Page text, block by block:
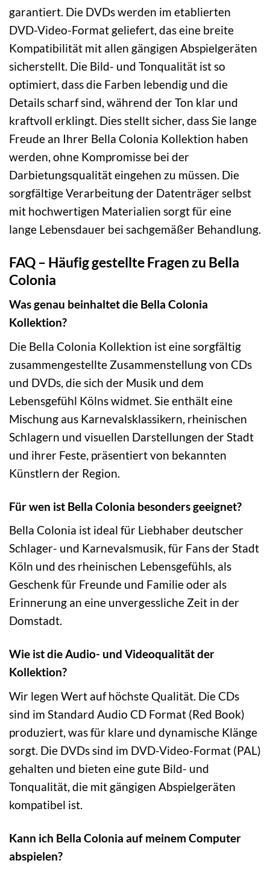
garantiert. Die DVDs werden im etablierten
DVD-Video-Format geliefert, das eine breite
Kompatibilität mit allen gängigen Abspielgeräten
sicherstellt. Die Bild- und Tonqualität ist so
optimiert, dass die Farben lebendig und die
Details scharf sind, während der Ton klar und
kraftvoll erklingt. Dies stellt sicher, dass Sie lange
Freude an Ihrer Bella Colonia Kollektion haben
werden, ohne Kompromisse bei der
Darbietungsqualität eingehen zu müssen. Die
sorgfältige Verarbeitung der Datenträger selbst
mit hochwertigen Materialien sorgt für eine
lange Lebensdauer bei sachgemäßer Behandlung.
FAQ – Häufig gestellte Fragen zu Bella
Colonia
Was genau beinhaltet die Bella Colonia
Kollektion?
Die Bella Colonia Kollektion ist eine sorgfältig
zusammengestellte Zusammenstellung von CDs
und DVDs, die sich der Musik und dem
Lebensgefühl Kölns widmet. Sie enthält eine
Mischung aus Karnevalsklassikern, rheinischen
Schlagern und visuellen Darstellungen der Stadt
und ihrer Feste, präsentiert von bekannten
Künstlern der Region.
Für wen ist Bella Colonia besonders geeignet?
Bella Colonia ist ideal für Liebhaber deutscher
Schlager- und Karnevalsmusik, für Fans der Stadt
Köln und des rheinischen Lebensgefühls, als
Geschenk für Freunde und Familie oder als
Erinnerung an eine unvergessliche Zeit in der
Domstadt.
Wie ist die Audio- und Videoqualität der
Kollektion?
Wir legen Wert auf höchste Qualität. Die CDs
sind im Standard Audio CD Format (Red Book)
produziert, was für klare und dynamische Klänge
sorgt. Die DVDs sind im DVD-Video-Format (PAL)
gehalten und bieten eine gute Bild- und
Tonqualität, die mit gängigen Abspielgeräten
kompatibel ist.
Kann ich Bella Colonia auf meinem Computer
abspielen?